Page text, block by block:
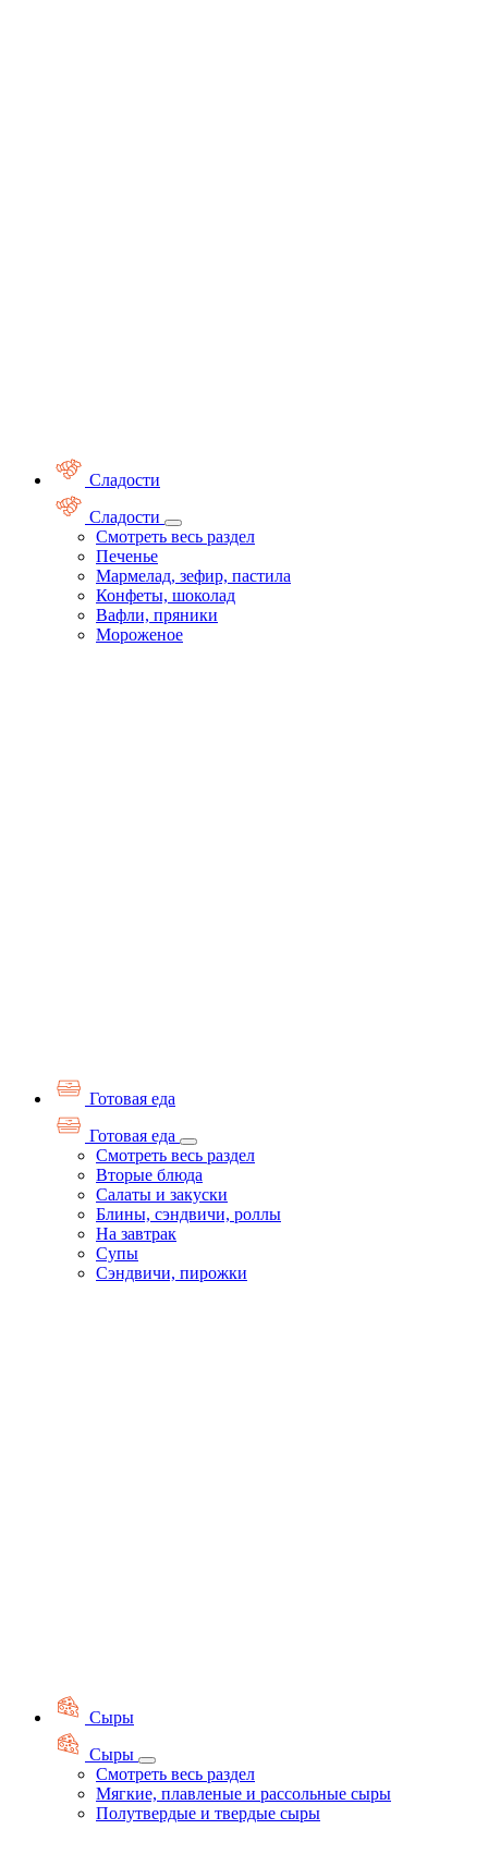
Сладости
Сладости
Смотреть весь раздел
Печенье
Мармелад, зефир, пастила
Конфеты, шоколад
Вафли, пряники
Мороженое
Готовая еда
Готовая еда
Смотреть весь раздел
Вторые блюда
Салаты и закуски
Блины, сэндвичи, роллы
На завтрак
Супы
Сэндвичи, пирожки
Сыры
Сыры
Смотреть весь раздел
Мягкие, плавленые и рассольные сыры
Полутвердые и твердые сыры